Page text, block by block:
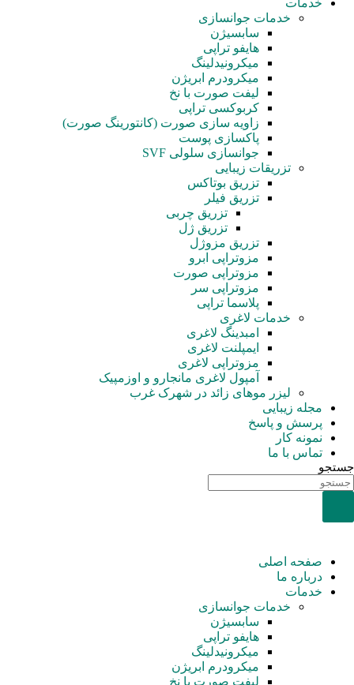
خدمات
خدمات جوانسازی
سابسیژن
هایفو تراپی
میکرونیدلینگ
میکرودرم ابریژن
لیفت صورت با نخ
کربوکسی تراپی
زاویه سازی صورت (کانتورینگ صورت)
پاکسازی پوست
جوانسازی سلولی SVF
تزریقات زیبایی
تزریق بوتاکس
تزریق فیلر
تزریق چربی
تزریق ژل
تزریق مزوژل
مزوتراپی ابرو
مزوتراپی صورت
مزوتراپی سر
پلاسما تراپی
خدمات لاغری
امبدینگ لاغری
ایمپلنت لاغری
مزوتراپی لاغری
آمپول‌ لاغری مانجارو و اوزمپیک
لیزر موهای زائد در شهرک غرب
مجله زیبایی
پرسش و پاسخ
نمونه کار
تماس با ما
جستجو
صفحه اصلی
درباره ما
خدمات
خدمات جوانسازی
سابسیژن
هایفو تراپی
میکرونیدلینگ
میکرودرم ابریژن
لیفت صورت با نخ